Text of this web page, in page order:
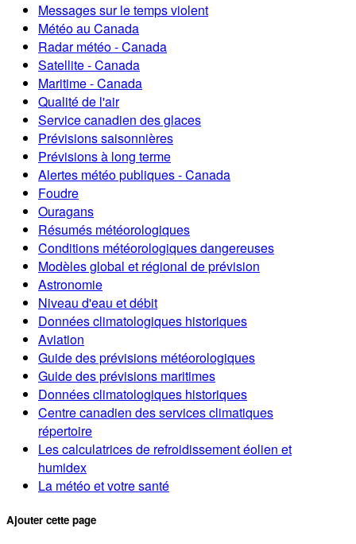
Messages sur le temps violent
Météo au Canada
Radar météo - Canada
Satellite - Canada
Maritime - Canada
Qualité de l'air
Service canadien des glaces
Prévisions saisonnières
Prévisions à long terme
Alertes météo publiques - Canada
Foudre
Ouragans
Résumés météorologiques
Conditions météorologiques dangereuses
Modèles global et régional de prévision
Astronomie
Niveau d'eau et débit
Données climatologiques historiques
Aviation
Guide des prévisions météorologiques
Guide des prévisions maritimes
Données climatologiques historiques
Centre canadien des services climatiques
répertoire
Les calculatrices de refroidissement éolien et
humidex
La météo et votre santé
Ajouter cette page